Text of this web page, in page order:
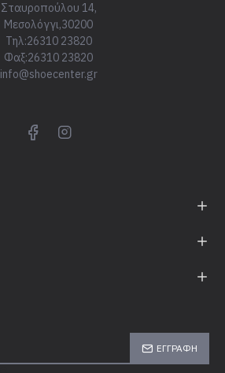
Σταυροπούλου 14,
Μεσολόγγι,30200
Τηλ:26310 23820
Φαξ:26310 23820
info@shoecenter.gr
ΕΓΓΡΑΦΉ